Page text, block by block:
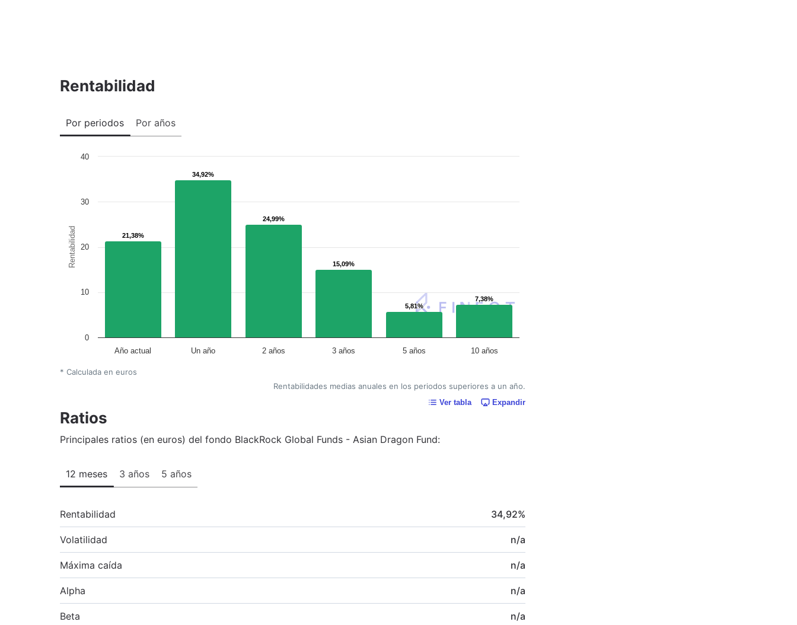
Rentabilidad
Por periodos Por años
Rentabilidad 21,38%
21,38%
34,92%
34,92%
24,99%
24,99%
15,09%
15,09%
5,81%
5,81%
7,38%
7,38%
Año actual Un año 2 años 3 años 5 años 10 años
0
10
20
30
40
* Calculada en euros
Rentabilidades medias anuales en los periodos superiores a un año.
Ver tabla Expandir
Ratios
Principales ratios (en euros) del fondo BlackRock Global Funds - Asian Dragon Fund:
12 meses 3 años 5 años
Rentabilidad 34,92%
Volatilidad n/a
Máxima caída n/a
Alpha n/a
Beta n/a